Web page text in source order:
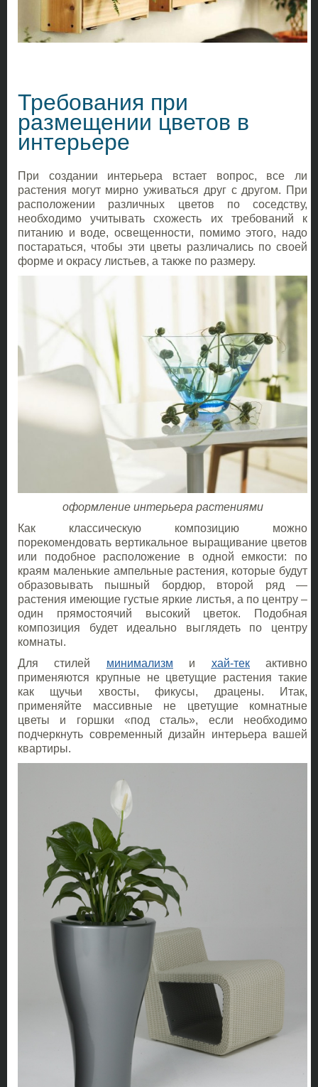
Требования при
размещении цветов в
интерьере
При создании интерьера встает вопрос, все ли
растения могут мирно уживаться друг с другом. При
расположении различных цветов по соседству,
необходимо учитывать схожесть их требований к
питанию и воде, освещенности, помимо этого, надо
постараться, чтобы эти цветы различались по своей
форме и окрасу листьев, а также по размеру.
оформление интерьера растениями
Как классическую композицию можно
порекомендовать вертикальное выращивание цветов
или подобное расположение в одной емкости: по
краям маленькие ампельные растения, которые будут
образовывать пышный бордюр, второй ряд —
растения имеющие густые яркие листья, а по центру –
один прямостоячий высокий цветок. Подобная
композиция будет идеально выглядеть по центру
комнаты.
Для стилей минимализм и хай-текактивно
применяются крупные не цветущие растения такие
как щучьи хвосты, фикусы, драцены. Итак,
применяйте массивные не цветущие комнатные
цветы и горшки «под сталь», если необходимо
подчеркнуть современный дизайн интерьера вашей
квартиры.